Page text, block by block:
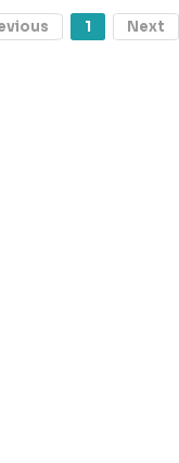
1 Next